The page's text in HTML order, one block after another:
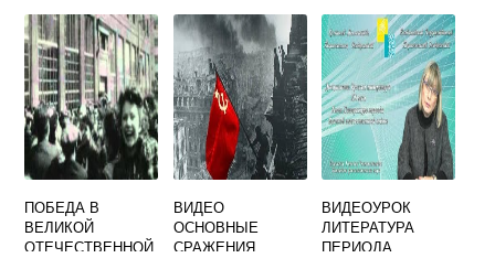
ПОБЕДА В
ВЕЛИКОЙ
ОТЕЧЕСТВЕННОЙ
ВИДЕО
ОСНОВНЫЕ
СРАЖЕНИЯ
ВИДЕОУРОК
ЛИТЕРАТУРА
ПЕРИОДА